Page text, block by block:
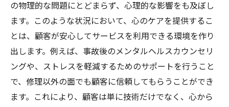
の物理的な問題にとどまらず、心理的な影響をも及ぼし
ます。このような状況において、心のケアを提供するこ
とは、顧客が安心してサービスを利用できる環境を作り
出します。例えば、事故後のメンタルヘルスカウンセリ
ングや、ストレスを軽減するためのサポートを行うこと
で、修理以外の面でも顧客に信頼してもらうことができ
ます。これにより、顧客は単に技術だけでなく、心から